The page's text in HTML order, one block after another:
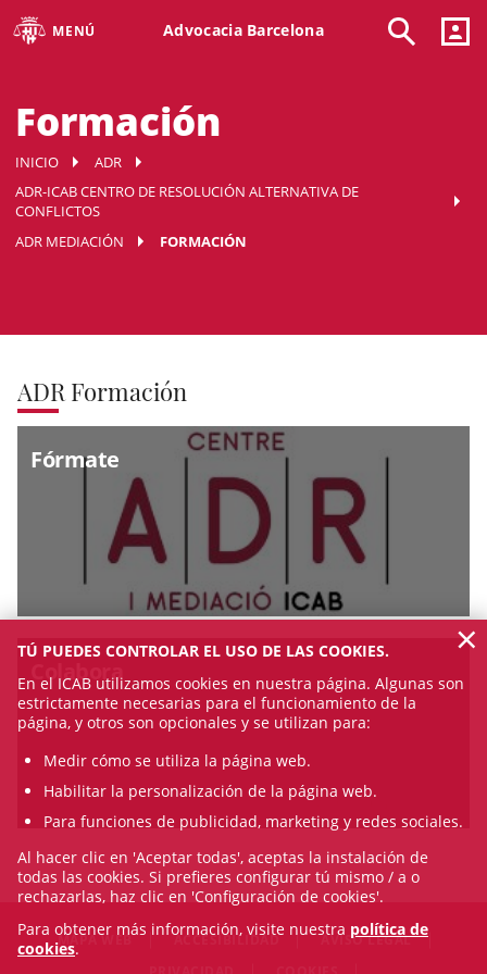
MENÚ Advocacia Barcelona
Formación
INICIO
ADR
ADR-ICAB CENTRO DE RESOLUCIÓN ALTERNATIVA DE
CONFLICTOS
ADR MEDIACIÓN
FORMACIÓN
ADR Formación
Fórmate
Colabora
MAPA WEB ACCESIBILIDAD
AVISO LEGAL
TÚ PUEDES CONTROLAR EL USO DE LAS COOKIES.
En el ICAB utilizamos cookies en nuestra página. Algunas son
estrictamente necesarias para el funcionamiento de la
página, y otros son opcionales y se utilizan para:
Medir cómo se utiliza la página web.
Habilitar la personalización de la página web.
Para funciones de publicidad, marketing y redes sociales.
Al hacer clic en 'Aceptar todas', aceptas la instalación de
todas las cookies. Si prefieres configurar tú mismo / a o
rechazarlas, haz clic en 'Configuración de cookies'.
Para obtener más información, visite nuestra política de
cookies.
×